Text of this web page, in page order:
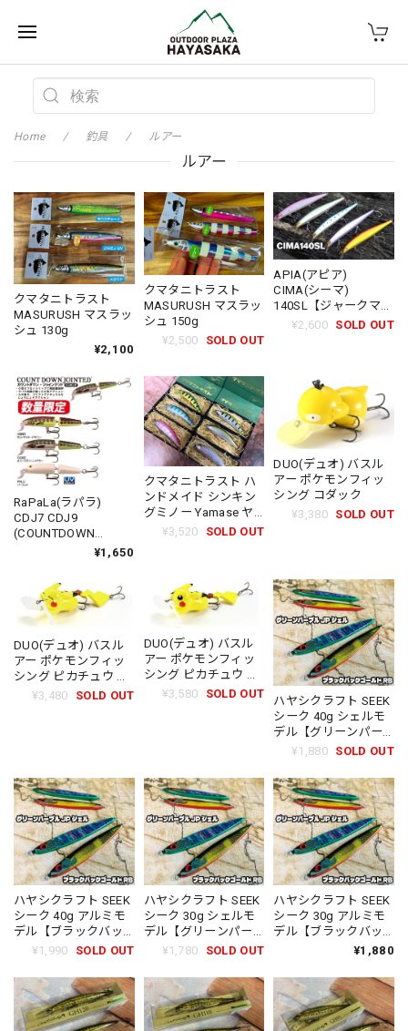
Home 釣具 ルアー
ルアー
クマタニトラスト
MASURUSH マスラッ
シュ 130g
¥2,100
クマタニトラスト
MASURUSH マスラッ
シュ 150g
¥2,500
SOLD OUT
APIA(アピア)
CIMA(シーマ)
140SL【ジャークマン
林準悟 監修】
¥2,600 SOLD OUT
RaPaLa(ラパラ)
CDJ7 CDJ9
(COUNTDOWN
JOINTED) カウントダ
【2024限定カラー】
¥1,650
クマタニトラスト ハ
ンドメイド シンキン
グミノー Yamase ヤ
マセ 80S
¥3,520 SOLD OUT
DUO(デュオ) バスル
アー ポケモンフィッ
シング コダック
¥3,380 SOLD OUT
DUO(デュオ) バスル
アー ポケモンフィッ
シング ピカチュウ ニ
コニコFace
¥3,480 SOLD OUT
DUO(デュオ) バスル
アー ポケモンフィッ
シング ピカチュウ き
りっとFace
¥3,580 SOLD OUT
ハヤシクラフト SEEK
シーク 40g シェルモ
デル【グリーンパー
プルJPシェル】
オリジナルカラー】
HAYASHICRAFT
CRAFT
¥1,880 SOLD OUT
ハヤシクラフト SEEK
シーク 40g アルミモ
デル【ブラックバッ
クゴールドRB】
オリジナルカラー】
HAYASHICRAFT
CRAFT
¥1,990 SOLD OUT
ハヤシクラフト SEEK
シーク 30g シェルモ
デル【グリーンパー
プルJPシェル】
オリジナルカラー】
HAYASHICRAFT
CRAFT
¥1,780 SOLD OUT
ハヤシクラフト SEEK
シーク 30g アルミモ
デル【ブラックバッ
クゴールドRB】
オリジナルカラー】
HAYASHICRAFT
CRAFT
¥1,880